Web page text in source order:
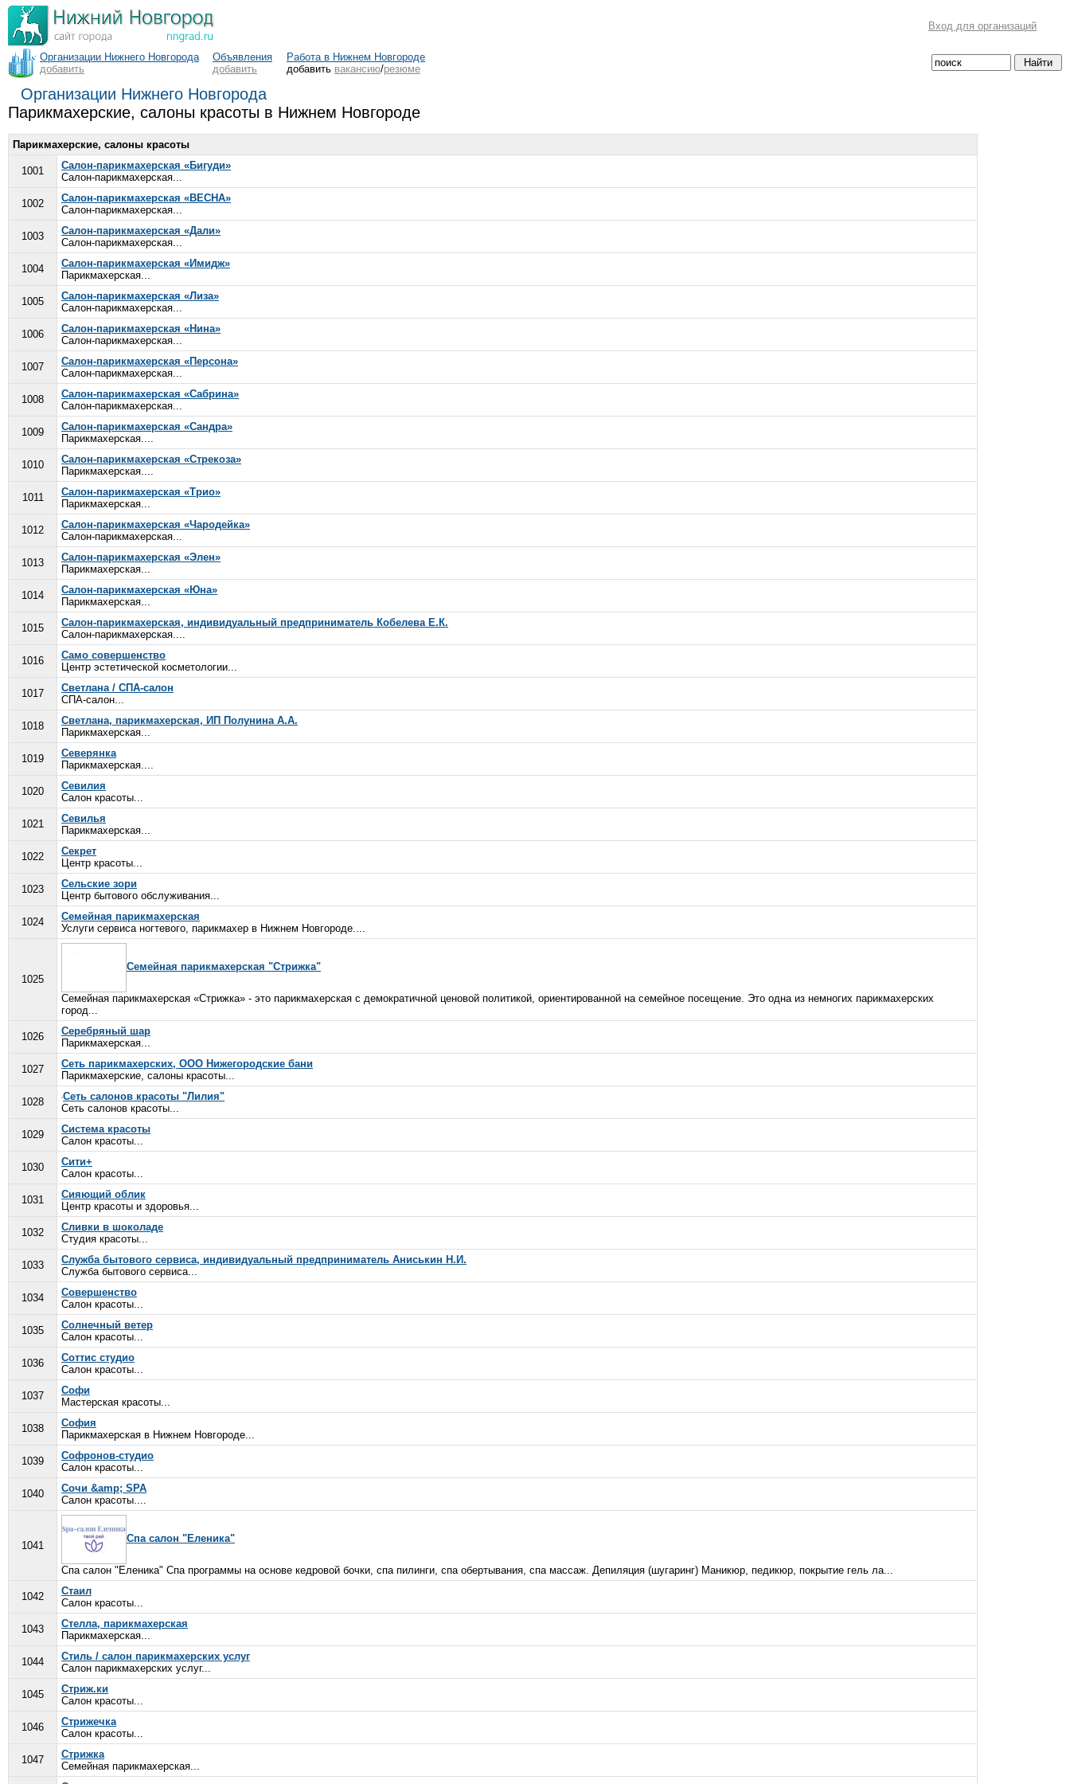
Вход для организаций
Организации Нижнего Новгорода
добавить
Объявления
добавить
Работа в Нижнем Новгороде
добавить вакансию/резюме
Организации Нижнего Новгорода
Парикмахерские, салоны красоты в Нижнем Новгороде
Парикмахерские, салоны красоты
1001
Салон-парикмахерская «Бигуди»
Салон-парикмахерская...
1002
Салон-парикмахерская «ВЕСНА»
Салон-парикмахерская...
1003
Салон-парикмахерская «Дали»
Салон-парикмахерская...
1004
Салон-парикмахерская «Имидж»
Парикмахерская...
1005
Салон-парикмахерская «Лиза»
Салон-парикмахерская...
1006
Салон-парикмахерская «Нина»
Салон-парикмахерская...
1007
Салон-парикмахерская «Персона»
Салон-парикмахерская...
1008
Салон-парикмахерская «Сабрина»
Салон-парикмахерская...
1009
Салон-парикмахерская «Сандра»
Парикмахерская....
1010
Салон-парикмахерская «Стрекоза»
Парикмахерская....
1011
Салон-парикмахерская «Трио»
Парикмахерская...
1012
Салон-парикмахерская «Чародейка»
Салон-парикмахерская...
1013
Салон-парикмахерская «Элен»
Парикмахерская...
1014
Салон-парикмахерская «Юна»
Парикмахерская...
1015
Салон-парикмахерская, индивидуальный предприниматель Кобелева Е.К.
Салон-парикмахерская....
1016
Само совершенство
Центр эстетической косметологии...
1017
Светлана / СПА-салон
СПА-салон...
1018
Светлана, парикмахерская, ИП Полунина А.А.
Парикмахерская...
1019
Северянка
Парикмахерская....
1020
Севилия
Салон красоты...
1021
Севилья
Парикмахерская...
1022
Секрет
Центр красоты...
1023
Сельские зори
Центр бытового обслуживания...
1024
Семейная парикмахерская
Услуги сервиса ногтевого, парикмахер в Нижнем Новгороде....
1025
Семейная парикмахерская "Стрижка"
Семейная парикмахерская «Стрижка» - это парикмахерская с демократичной ценовой политикой, ориентированной на семейное посещение. Это одна из немногих парикмахерских
город...
1026
Серебряный шар
Парикмахерская...
1027
Сеть парикмахерских, ООО Нижегородские бани
Парикмахерские, салоны красоты...
1028
Сеть салонов красоты "Лилия"
Сеть салонов красоты...
1029
Система красоты
Салон красоты...
1030
Сити+
Салон красоты...
1031
Сияющий облик
Центр красоты и здоровья...
1032
Сливки в шоколаде
Студия красоты...
1033
Служба бытового сервиса, индивидуальный предприниматель Аниськин Н.И.
Служба бытового сервиса...
1034
Совершенство
Салон красоты...
1035
Солнечный ветер
Салон красоты...
1036
Соттис студио
Салон красоты...
1037
Софи
Мастерская красоты...
1038
София
Парикмахерская в Нижнем Новгороде...
1039
Софронов-студио
Салон красоты...
1040
Сочи &amp; SPA
Салон красоты....
1041
Спа салон "Еленика"
Спа салон "Еленика" Спа программы на основе кедровой бочки, спа пилинги, спа обертывания, спа массаж. Депиляция (шугаринг) Маникюр, педикюр, покрытие гель ла...
1042
Стаил
Салон красоты...
1043
Стелла, парикмахерская
Парикмахерская...
1044
Стиль / салон парикмахерских услуг
Салон парикмахерских услуг...
1045
Стриж.ки
Салон красоты...
1046
Стрижечка
Салон красоты...
1047
Стрижка
Семейная парикмахерская...